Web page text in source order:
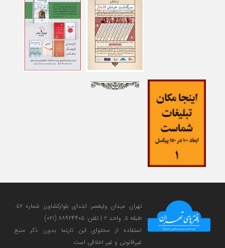
تهران. میدان ولی‎عصر. ابتدای بلوارکشاورز. شماره ۵۲.
طبقه ۵. واحد ۲ | تلفن: ۸۸۹۲۴۴۰۵ (۰۲۱)
استفاده از محتوای این تارنما بدون ذکر منبع
غیرقانونی و غیر اخلاقی است